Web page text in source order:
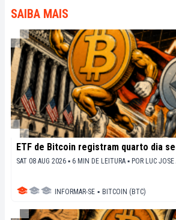
sociétaux de cette révolution en
SAIBA MAIS
ETF de Bitcoin registram quarto dia
SAT 08 AUG 2026 ▪ 6 MIN DE LEITURA ▪ POR LUC JOSE
INFORMAR-SE ▪ BITCOIN (BTC)